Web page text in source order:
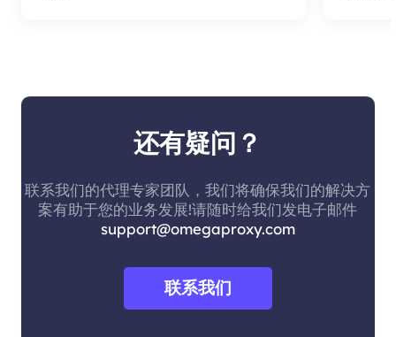
还有疑问？
联系我们的代理专家团队，我们将确保我们的解决方
案有助于您的业务发展!请随时给我们发电子邮件
support@omegaproxy.com
联系我们